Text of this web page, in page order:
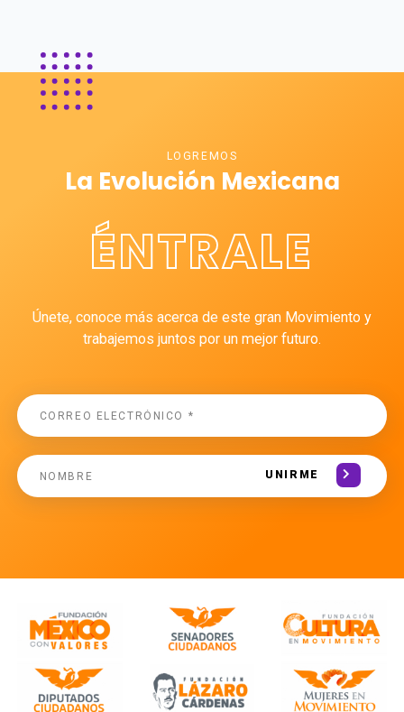
LOGREMOS
La Evolución Mexicana
ÉNTRALE
Únete, conoce más acerca de este gran Movimiento y
trabajemos juntos por un mejor futuro.
UNIRME